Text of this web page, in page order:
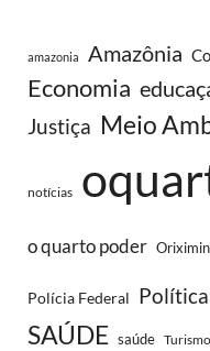
amazonia Amazônia
Economia
Justiça Meio
notícias
o quarto poder
Polícia Federal Política
SAÚDE saúde Turismo